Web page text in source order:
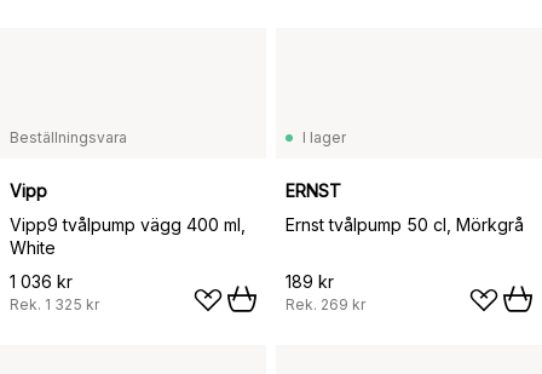
Beställningsvara
Vipp
Vipp9 tvålpump vägg 400 ml,
White
1 036 kr
Rek. 1 325 kr
I lager
ERNST
Ernst tvålpump 50 cl, Mörkgrå
189 kr
Rek. 269 kr